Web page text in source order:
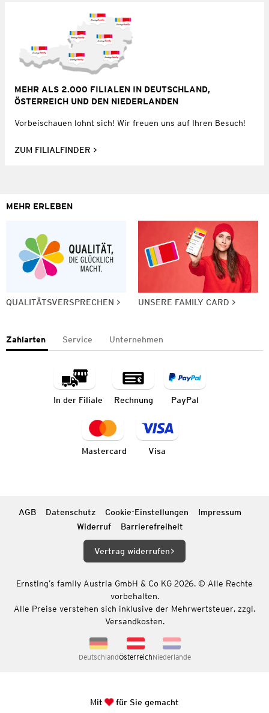
MEHR ALS 2.000 FILIALEN IN DEUTSCHLAND,
ÖSTERREICH UND DEN NIEDERLANDEN
Vorbeischauen lohnt sich! Wir freuen uns auf Ihren Besuch!
ZUM FILIALFINDER
MEHR ERLEBEN
QUALITÄTSVERSPRECHEN UNSERE FAMILY CARD
Zahlarten Service Unternehmen
In der Filiale Rechnung PayPal
Mastercard Visa
AGB Datenschutz Cookie-Einstellungen
Impressum
Widerruf
Barrierefreiheit
Vertrag widerrufen
Ernsting’s family Austria GmbH & Co KG 2026. © Alle Rechte
vorbehalten.
Alle Preise verstehen sich inklusive der Mehrwertsteuer, zzgl.
Versandkosten.
DeutschlandÖsterreichNiederlande
Mit für Sie gemacht